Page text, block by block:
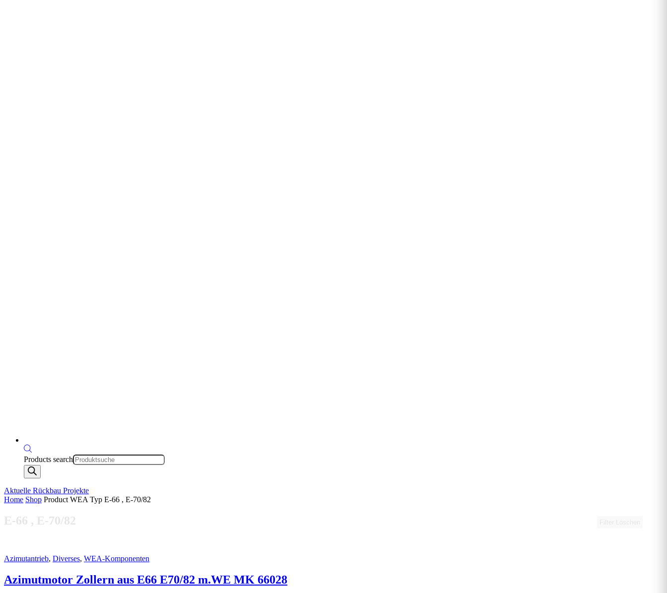
Products search
Aktuelle Rückbau Projekte
Home Shop Product WEA Typ E-66 , E-70/82
E-66 , E-70/82
Azimutantrieb, Diverses, WEA-Komponenten
Azimutmotor Zollern aus E66 E70/82 m.WE MK 66028